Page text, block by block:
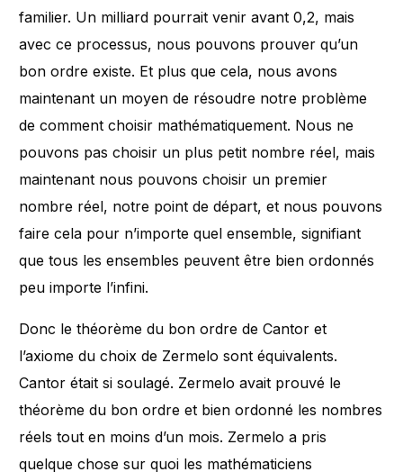
familier. Un milliard pourrait venir avant 0,2, mais
avec ce processus, nous pouvons prouver qu’un
bon ordre existe. Et plus que cela, nous avons
maintenant un moyen de résoudre notre problème
de comment choisir mathématiquement. Nous ne
pouvons pas choisir un plus petit nombre réel, mais
maintenant nous pouvons choisir un premier
nombre réel, notre point de départ, et nous pouvons
faire cela pour n’importe quel ensemble, signifiant
que tous les ensembles peuvent être bien ordonnés
peu importe l’infini.
Donc le théorème du bon ordre de Cantor et
l’axiome du choix de Zermelo sont équivalents.
Cantor était si soulagé. Zermelo avait prouvé le
théorème du bon ordre et bien ordonné les nombres
réels tout en moins d’un mois. Zermelo a pris
quelque chose sur quoi les mathématiciens